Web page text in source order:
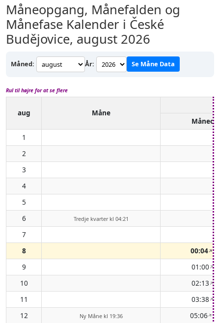
Måneopgang, Månefalden og
Månefase Kalender i České
Budějovice, august 2026
Måned: År: Se Måne Data
Rul til højre for at se flere
aug
Måne
1
2
3
4
5
6
Tredje kvarter kl 04:21
7
-
8
00:04↑(
9 01:00↑
10 02:13↑
11 03:38↑
12 Ny Måne kl 19:36 05:06↑(